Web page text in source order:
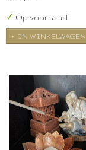
✓ Op voorraad
IN WINKELWAGEN